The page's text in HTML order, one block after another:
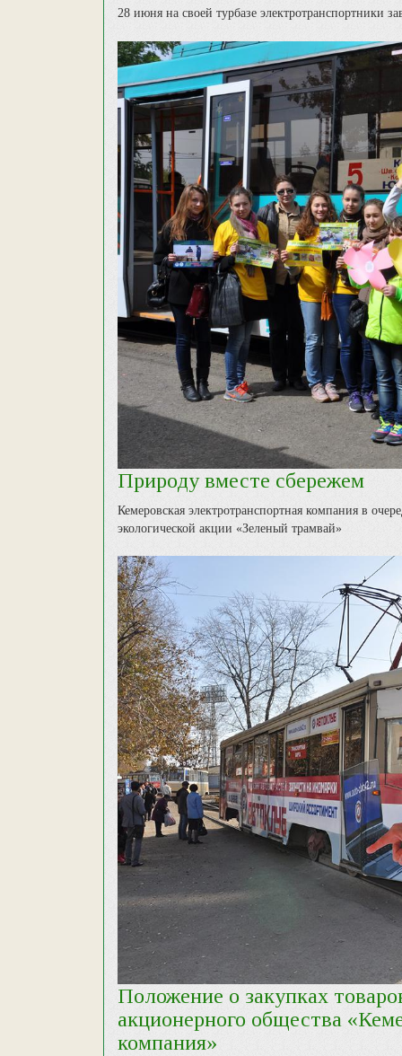
28 июня на своей турбазе электротранспортники
Природу вместе сбережем
Кемеровская электротранспортная компания в
экологической акции «Зеленый трамвай»
Положение о закупках
акционерного общества
компания»